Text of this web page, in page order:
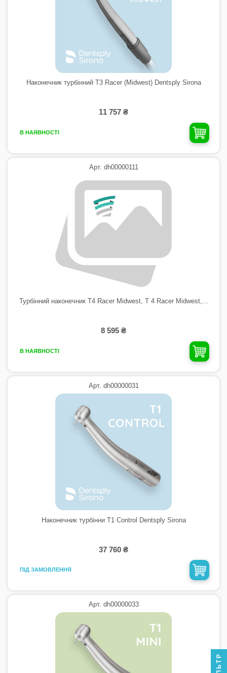
Наконечник турбінний T3 Racer (Midwest) Dentsply Sirona
11 757 ₴
В НАЯВНОСТІ
Арт. dh00000111
Турбінний наконечник T4 Racer Midwest, T 4 Racer Midwest,...
8 595 ₴
В НАЯВНОСТІ
Арт. dh00000031
Наконечник турбінни T1 Control Dentsply Sirona
37 760 ₴
ПІД ЗАМОВЛЕННЯ
Арт. dh00000033